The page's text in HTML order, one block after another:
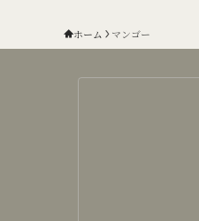
ホーム マンゴー